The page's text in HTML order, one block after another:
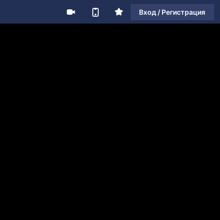
Вход / Регистрация